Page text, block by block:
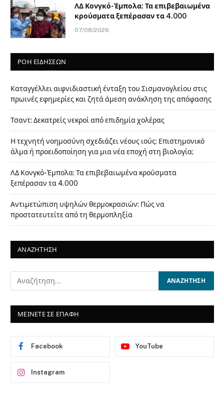
ΛΔ Κονγκό-Έμπολα: Τα επιβεβαιωμένα
κρούσματα ξεπέρασαν τα 4.000
07/08/2026
ΡΟΗ ΕΙΔΗΣΕΩΝ
Καταγγέλλει αιφνιδιαστική ένταξη του Σισμανογλείου στις
πρωινές εφημερίες και ζητά άμεση ανάκληση της απόφασης
Τσαντ: Δεκατρείς νεκροί από επιδημία χολέρας
Η τεχνητή νοημοσύνη σχεδιάζει νέους ιούς: Επιστημονικό
άλμα ή προειδοποίηση για μια νέα εποχή στη βιολογία;
ΛΔ Κονγκό-Έμπολα: Τα επιβεβαιωμένα κρούσματα
ξεπέρασαν τα 4.000
Αντιμετώπιση υψηλών θερμοκρασιών: Πώς να
προστατευτείτε από τη θερμοπληξία
ΑΝΑΖΗΤΗΣΗ
ΜΕΙΝΕΤΕ ΣΕ ΕΠΑΦΗ
Facebook YouTube
Instagram